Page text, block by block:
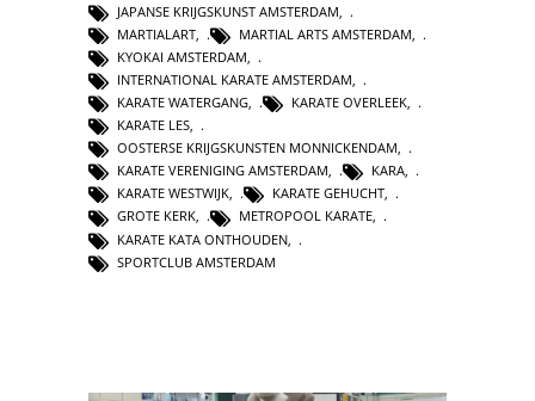
JAPANSE KRIJGSKUNST AMSTERDAM
MARTIALART
MARTIAL ARTS AMSTERDAM
KYOKAI AMSTERDAM,
INTERNATIONAL KARATE AMSTERDAM,
KARATE WATERGANG, KARATE OVERLEEK,
KARATE LES,
OOSTERSE KRIJGSKUNSTEN MONNICKENDAM,
KARATE VERENIGING AMSTERDAM, KARA,
KARATE WESTWIJK, KARATE GEHUCHT,
GROTE KERK, METROPOOL KARATE,
KARATE KATA ONTHOUDEN
SPORTCLUB AMSTERDAM